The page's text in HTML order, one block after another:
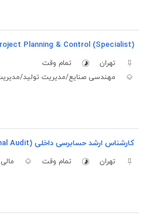
(Project Planning & Control (Specialist
تهران
تمام وقت
مهندسی صنایع/مدیریت تولید/
کارشناس ارشد حسابرسی داخلی (Senior internal Audit)
تهران تمام وقت